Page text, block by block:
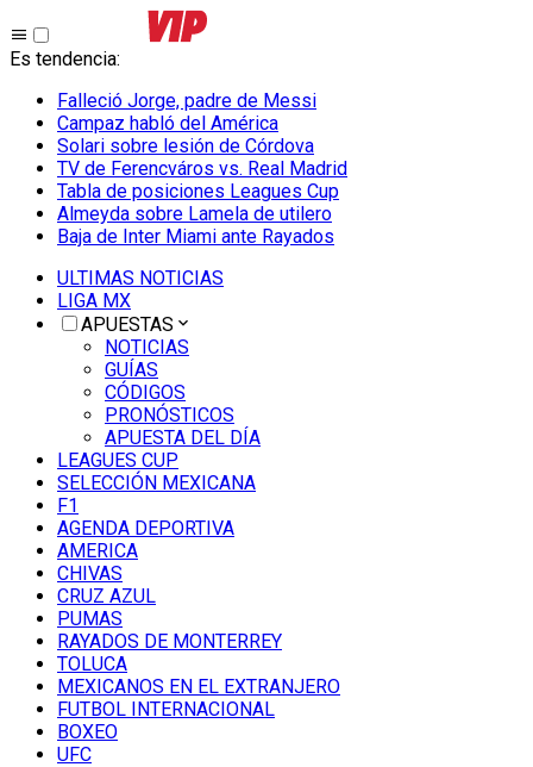
Es tendencia:
Falleció Jorge, padre de Messi
Campaz habló del América
Solari sobre lesión de Córdova
TV de Ferencváros vs. Real Madrid
Tabla de posiciones Leagues Cup
Almeyda sobre Lamela de utilero
Baja de Inter Miami ante Rayados
ULTIMAS NOTICIAS
LIGA MX
APUESTAS
NOTICIAS
GUÍAS
CÓDIGOS
PRONÓSTICOS
APUESTA DEL DÍA
LEAGUES CUP
SELECCIÓN MEXICANA
F1
AGENDA DEPORTIVA
AMERICA
CHIVAS
CRUZ AZUL
PUMAS
RAYADOS DE MONTERREY
TOLUCA
MEXICANOS EN EL EXTRANJERO
FUTBOL INTERNACIONAL
BOXEO
UFC